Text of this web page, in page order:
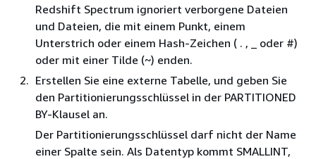
Redshift Spectrum ignoriert verborgene Dateien
und Dateien, die mit einem Punkt, einem
Unterstrich oder einem Hash-Zeichen ( . , _ oder #)
oder mit einer Tilde (~) enden.
Erstellen Sie eine externe Tabelle, und geben Sie
den Partitionierungsschlüssel in der PARTITIONED
BY-Klausel an.
Der Partitionierungsschlüssel darf nicht der Name
einer Spalte sein. Als Datentyp kommt SMALLINT,